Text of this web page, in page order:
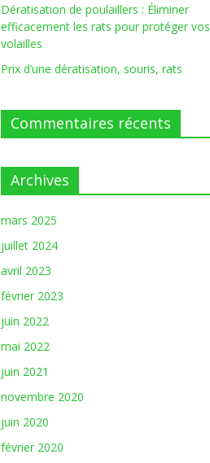
Dératisation de poulaillers : Éliminer
efficacement les rats pour protéger vos
volailles
Prix d’une dératisation, souris, rats
Commentaires récents
Archives
mars 2025
juillet 2024
avril 2023
février 2023
juin 2022
mai 2022
juin 2021
novembre 2020
juin 2020
février 2020